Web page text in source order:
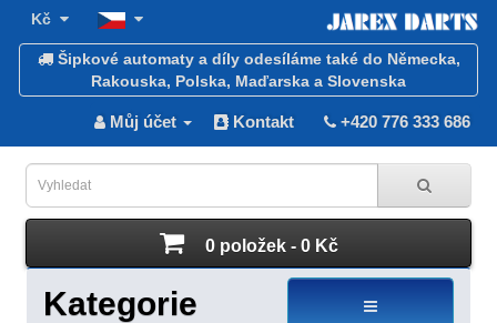
Kč
Šipkové automaty a díly odesíláme také do Německa,
Rakouska, Polska, Maďarska a Slovenska
Můj účet Kontakt +420 776 333 686
0 položek - 0 Kč
Kategorie